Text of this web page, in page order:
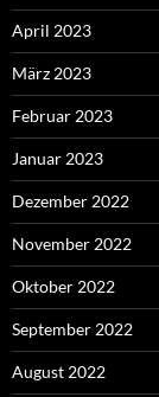
April 2023
März 2023
Februar 2023
Januar 2023
Dezember 2022
November 2022
Oktober 2022
September 2022
August 2022